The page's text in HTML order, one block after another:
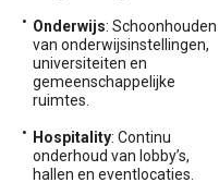
Onderwijs: Schoonhouden
van onderwijsinstellingen,
universiteiten en
gemeenschappelijke
ruimtes.
Hospitality: Continu
onderhoud van lobby’s,
hallen en eventlocaties.